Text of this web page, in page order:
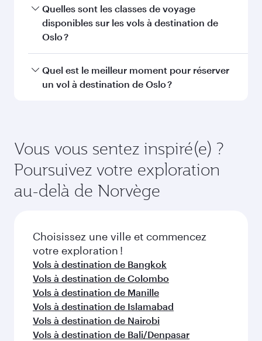
Vous pouvez voyager directement à Oslo avec
Qatar Airways. Nous desservons plus de 150
destinations via Doha, avec des
Quelles sont les classes de voyage
disponibles sur les vols à destination de
Oslo ?
La disponibilité des classes de voyage dépend
de l'itinéraire et de la compagnie aérienne
en Classe Économique. Les classes de voyage
disponibles peuvent varier sur les vols opérés
par nos partenaires. Veuillez vérifier les détails
du vol au moment de la réservation.
Quel est le meilleur moment pour réserver
un vol à destination de Oslo ?
meilleurs tarifs aux dates de votre choix. Les
tarifs varient en fonction de la demande
saisonnière, de la popularité de l'itinéraire et de
la disponibilité des classes de voyage.
Vous vous sentez inspiré(e) ?
Poursuivez votre exploration
au-delà de Norvège
Choisissez une ville et commencez
votre exploration !
Vols à destination de Bangkok
Vols à destination de Colombo
Vols à destination de Manille
Vols à destination de Islamabad
Vols à destination de Nairobi
Vols à destination de Bali/Denpasar